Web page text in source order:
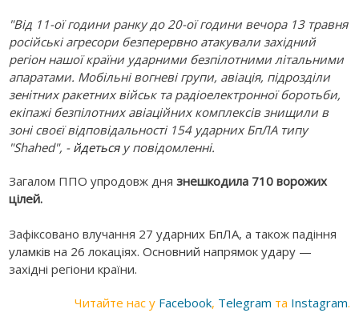
"Від 11-ої години ранку до 20-ої години вечора 13 травня
російські агресори безперервно атакували західний
регіон нашої країни ударними безпілотними літальними
апаратами. Мобільні вогневі групи, авіація, підрозділи
зенітних ракетних військ та радіоелектронної боротьби,
екіпажі безпілотних авіаційних комплексів знищили в
зоні своєї відповідальності 154 ударних БпЛА типу
"Shahed", - йдеться у повідомленні.
Загалом ППО упродовж днязнешкодила 710 ворожих
цілей.
Зафіксовано влучання 27 ударних БпЛА, а також падіння
уламків на 26 локаціях. Основний напрямок удару —
західні регіони країни.
Читайте нас у Facebook, Telegram та Instagram.